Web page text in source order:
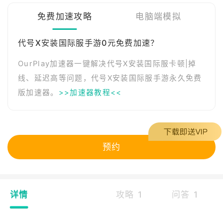
免费加速攻略 电脑端模拟
代号X安装国际服手游0元免费加速？
OurPlay加速器一键解决代号X安装国际服卡顿|掉
线、延迟高等问题，代号X安装国际服手游永久免费
版加速器。 >>加速器教程<<
预约
详情 攻略 1 问答 1